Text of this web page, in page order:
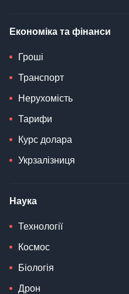
Економіка та фінанси
Гроші
Транспорт
Нерухомість
Тарифи
Курс долара
Укрзалізниця
Наука
Технології
Космос
Біологія
Дрон